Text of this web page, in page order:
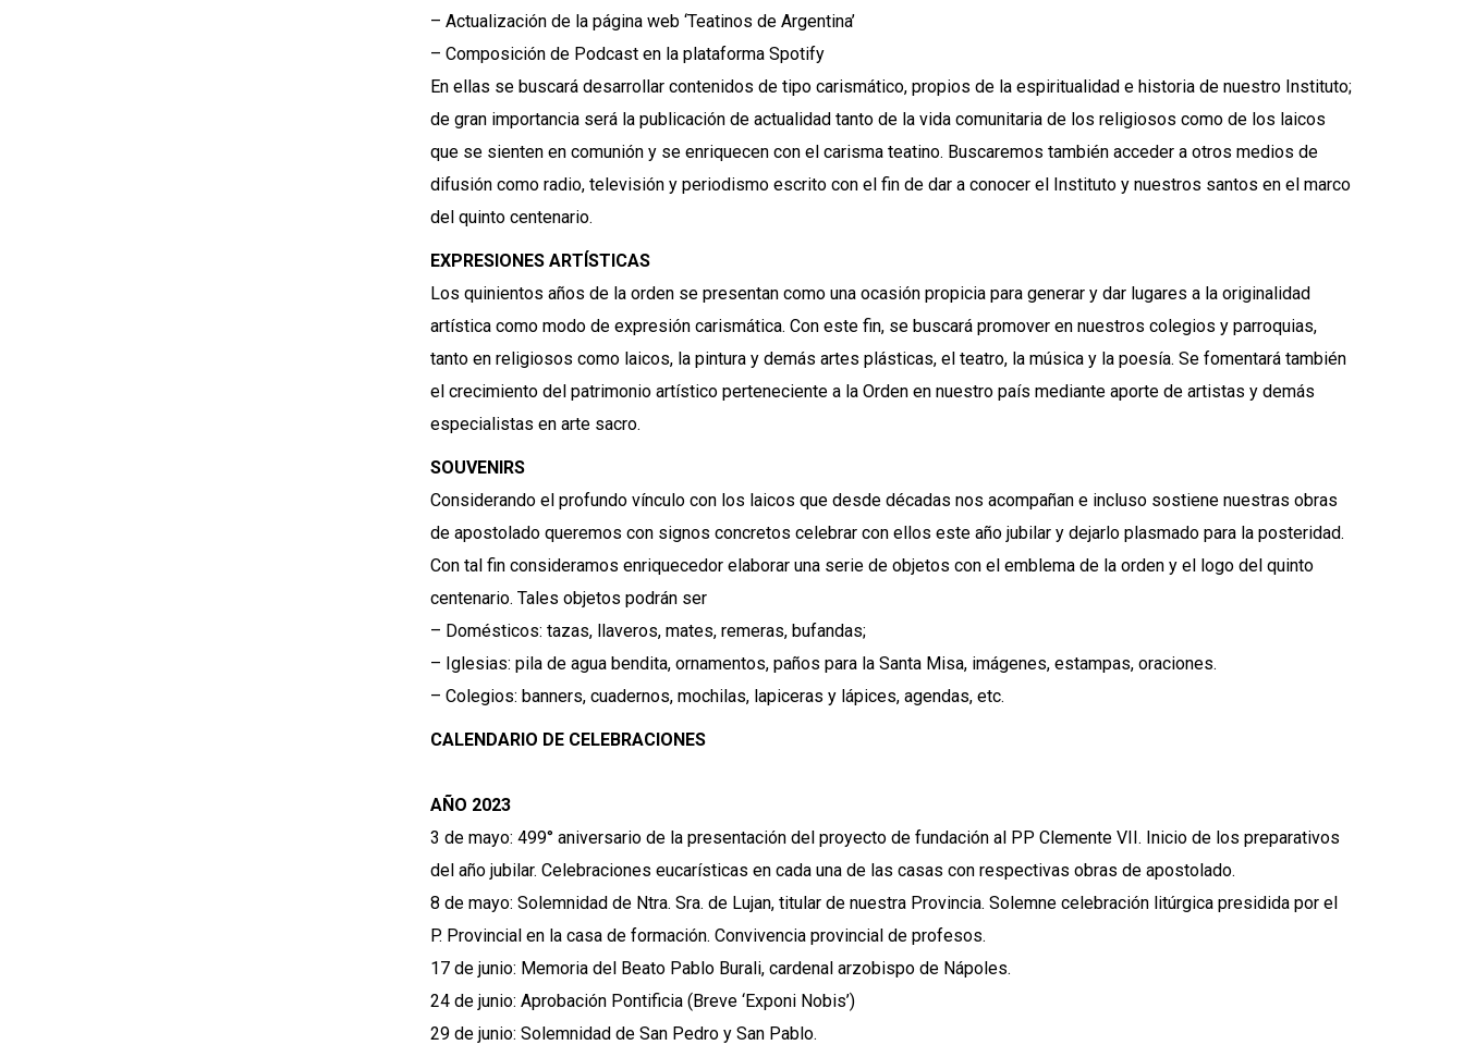
– Actualización de la página web ‘Teatinos de Argentina’
– Composición de Podcast en la plataforma Spotify
En ellas se buscará desarrollar contenidos de tipo carismático, propios de la espiritualidad e historia de nuestro Instituto;
de gran importancia será la publicación de actualidad tanto de la vida comunitaria de los religiosos como de los laicos
que se sienten en comunión y se enriquecen con el carisma teatino. Buscaremos también acceder a otros medios de
difusión como radio, televisión y periodismo escrito con el fin de dar a conocer el Instituto y nuestros santos en el marco
del quinto centenario.
EXPRESIONES ARTÍSTICAS
Los quinientos años de la orden se presentan como una ocasión propicia para generar y dar lugares a la originalidad
artística como modo de expresión carismática. Con este fin, se buscará promover en nuestros colegios y parroquias,
tanto en religiosos como laicos, la pintura y demás artes plásticas, el teatro, la música y la poesía. Se fomentará también
el crecimiento del patrimonio artístico perteneciente a la Orden en nuestro país mediante aporte de artistas y demás
especialistas en arte sacro.
SOUVENIRS
Considerando el profundo vínculo con los laicos que desde décadas nos acompañan e incluso sostiene nuestras obras
de apostolado queremos con signos concretos celebrar con ellos este año jubilar y dejarlo plasmado para la posteridad.
Con tal fin consideramos enriquecedor elaborar una serie de objetos con el emblema de la orden y el logo del quinto
centenario. Tales objetos podrán ser
– Domésticos: tazas, llaveros, mates, remeras, bufandas;
– Iglesias: pila de agua bendita, ornamentos, paños para la Santa Misa, imágenes, estampas, oraciones.
– Colegios: banners, cuadernos, mochilas, lapiceras y lápices, agendas, etc.
CALENDARIO DE CELEBRACIONES
AÑO 2023
3 de mayo: 499° aniversario de la presentación del proyecto de fundación al PP Clemente VII. Inicio de los preparativos
del año jubilar. Celebraciones eucarísticas en cada una de las casas con respectivas obras de apostolado.
8 de mayo: Solemnidad de Ntra. Sra. de Lujan, titular de nuestra Provincia. Solemne celebración litúrgica presidida por el
P. Provincial en la casa de formación. Convivencia provincial de profesos.
17 de junio: Memoria del Beato Pablo Burali, cardenal arzobispo de Nápoles.
24 de junio: Aprobación Pontificia (Breve ‘Exponi Nobis’)
29 de junio: Solemnidad de San Pedro y San Pablo.